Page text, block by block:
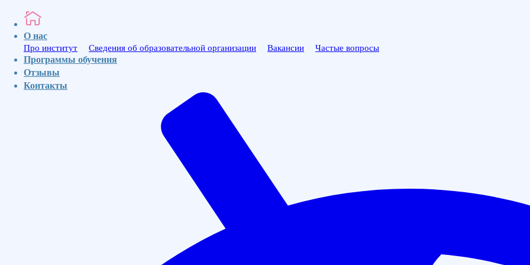
О нас
Про институт Сведения об образовательной организации Вакансии Частые вопросы
Программы обучения
Отзывы
Контакты
МедИнвест
Ваше имя
Ваш номер телефона для связи
Отправить